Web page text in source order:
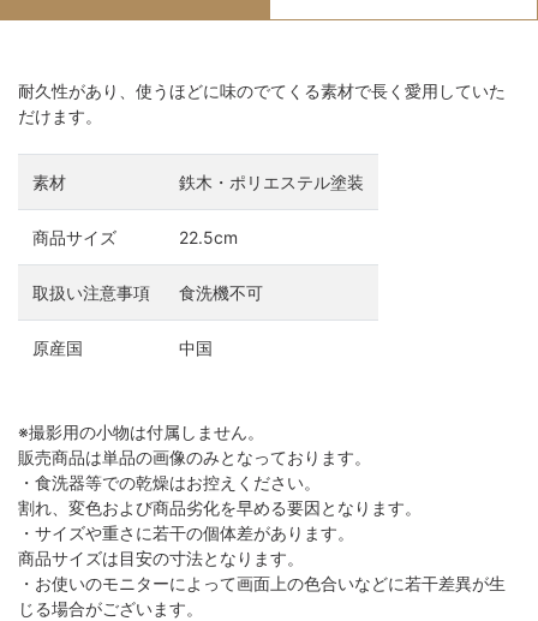
耐久性があり、使うほどに味のでてくる素材で長く愛用していた
だけます。
素材 鉄木・ポリエステル塗装
商品サイズ 22.5cm
取扱い注意事項 食洗機不可
原産国 中国
※撮影用の小物は付属しません。
販売商品は単品の画像のみとなっております。
・食洗器等での乾燥はお控えください。
割れ、変色および商品劣化を早める要因となります。
・サイズや重さに若干の個体差があります。
商品サイズは目安の寸法となります。
・お使いのモニターによって画面上の色合いなどに若干差異が生
じる場合がございます。